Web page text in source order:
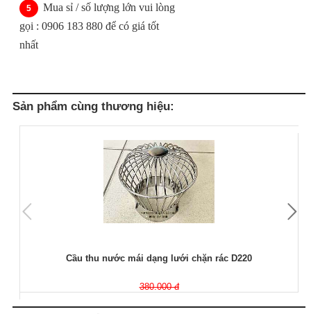
Mua sỉ / số lượng lớn vui lòng
gọi : 0906 183 880 để có giá tốt
nhất
Sản phẩm cùng thương hiệu:
Cầu thu nước mái dạng lưới chặn rác D220
380.000 đ